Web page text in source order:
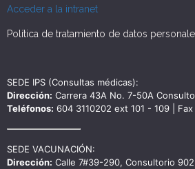
Acceder a la intranet
Política de tratamiento de datos
SEDE IPS (Consultas médicas):
Dirección: Carrera 43A No. 7-50A
Teléfonos: 604 3110202 ext 101 - 109 | Fax
SEDE VACUNACIÓN:
Dirección: Calle 7#39-290, Consultorio